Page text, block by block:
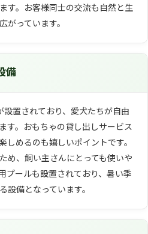
す。お客様同士の交流も自然と生
がっています。
備
置されており、愛犬たちが自由
す。おもちゃの貸し出しサービス
しめるのも嬉しいポイントです。
め、飼い主さんにとっても使いや
プールも設置されており、暑い季
設備となっています。